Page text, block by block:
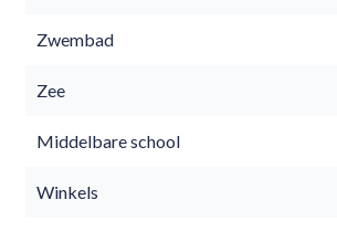
Zwembad
Zee
Middelbare school
Winkels